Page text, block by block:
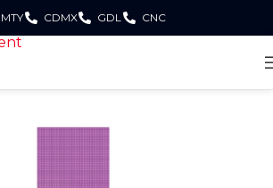
MTY CDMX GDL CNC